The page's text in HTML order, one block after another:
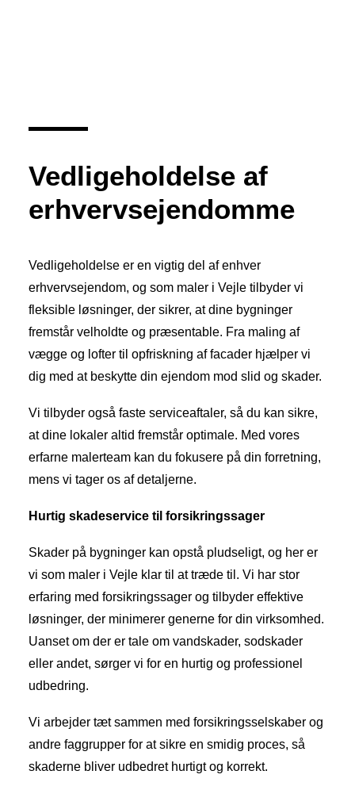
Vedligeholdelse af
erhvervsejendomme
Vedligeholdelse er en vigtig del af enhver
erhvervsejendom, og som maler i Vejle tilbyder vi
fleksible løsninger, der sikrer, at dine bygninger
fremstår velholdte og præsentable. Fra maling af
vægge og lofter til opfriskning af facader hjælper vi
dig med at beskytte din ejendom mod slid og skader.
Vi tilbyder også faste serviceaftaler, så du kan sikre,
at dine lokaler altid fremstår optimale. Med vores
erfarne malerteam kan du fokusere på din forretning,
mens vi tager os af detaljerne.
Hurtig skadeservice til forsikringssager
Skader på bygninger kan opstå pludseligt, og her er
vi som maler i Vejle klar til at træde til. Vi har stor
erfaring med forsikringssager og tilbyder effektive
løsninger, der minimerer generne for din virksomhed.
Uanset om der er tale om vandskader, sodskader
eller andet, sørger vi for en hurtig og professionel
udbedring.
Vi arbejder tæt sammen med forsikringsselskaber og
andre faggrupper for at sikre en smidig proces, så
skaderne bliver udbedret hurtigt og korrekt.